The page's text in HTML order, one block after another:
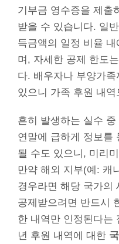
기부금 영수증을 제출
받을 수 있습니다. 일
득금액의 일정 비율
며, 자세한 공제 한도
다. 배우자나 부양가
있으니 가족 후원 내
흔히 발생하는 실수
연말에 급하게 정보를
될 수도 있으니, 미리
만약 해외 지부(예: 캐
경우라면 해당 국가의
공제받으려면 반드시
한 내역만 인정된다는
년 후원 내역에 대한